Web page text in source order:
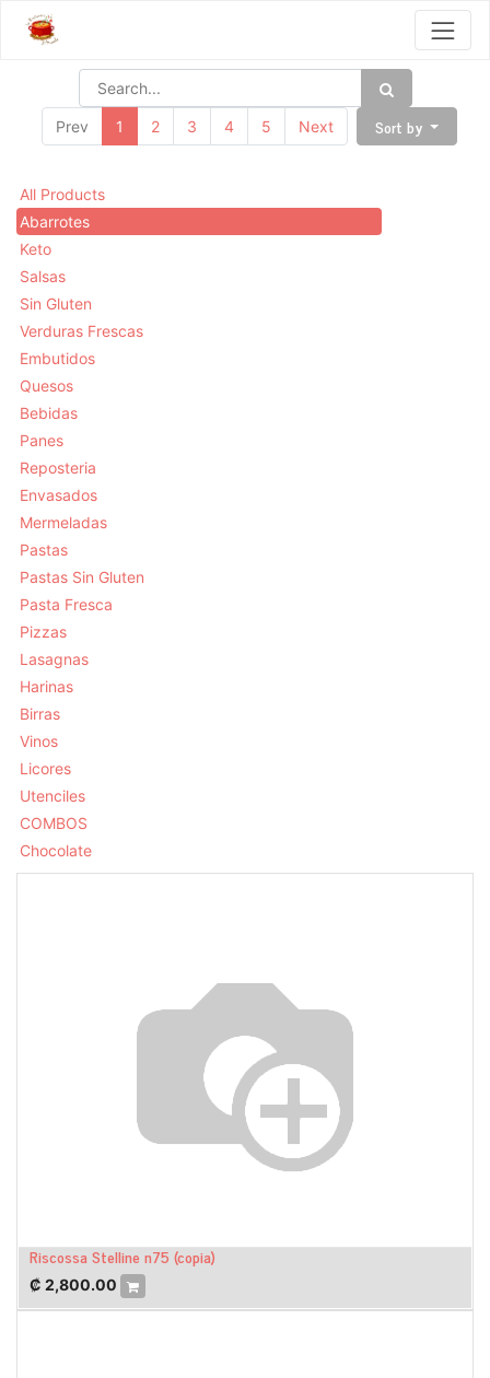
Prev 1 2 3 4 5 Next Sort by
All Products
Abarrotes
Keto
Salsas
Sin Gluten
Verduras Frescas
Embutidos
Quesos
Bebidas
Panes
Reposteria
Envasados
Mermeladas
Pastas
Pastas Sin Gluten
Pasta Fresca
Pizzas
Lasagnas
Harinas
Birras
Vinos
Licores
Utenciles
COMBOS
Chocolate
Riscossa Stelline n75 (copia)
₡ 2,800.00